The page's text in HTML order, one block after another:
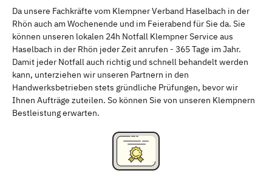
Schweinfurt Passau
Freising Rudelsdorf, Mittelfranken
Da unsere Fachkräfte vom Klempner Verband Haselbach in der
Rhön auch am Wochenende und im Feierabend für Sie da. Sie
können unseren lokalen 24h Notfall Klempner Service aus
Haselbach in der Rhön jeder Zeit anrufen - 365 Tage im Jahr.
Damit jeder Notfall auch richtig und schnell behandelt werden
kann, unterziehen wir unseren Partnern in den
Handwerksbetrieben stets gründliche Prüfungen, bevor wir
Ihnen Aufträge zuteilen. So können Sie von unseren Klempnern
Bestleistung erwarten.